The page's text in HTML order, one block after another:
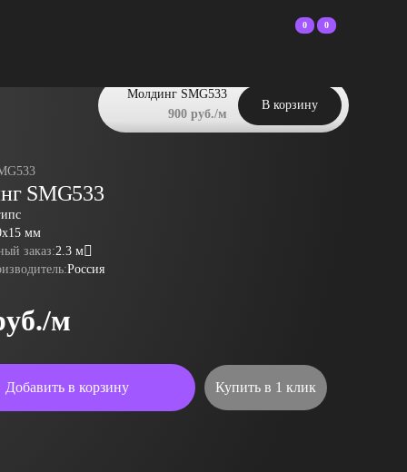
0 0
SMG533
мм
заказ:2.3 м
Россия
м
Добавить в корзину Купить в 1 клик
Молдинг SMG533
900 руб./м
В корзину